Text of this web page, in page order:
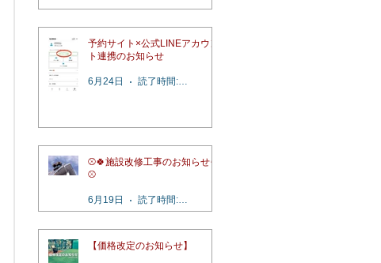
予約サイト×公式LINEアカウン
ト連携のお知らせ
6月24日 読了時間: 1分
⚾️🍀施設改修工事のお知らせ🍀
⚾️
6月19日 読了時間: 1分
【価格改定のお知らせ】